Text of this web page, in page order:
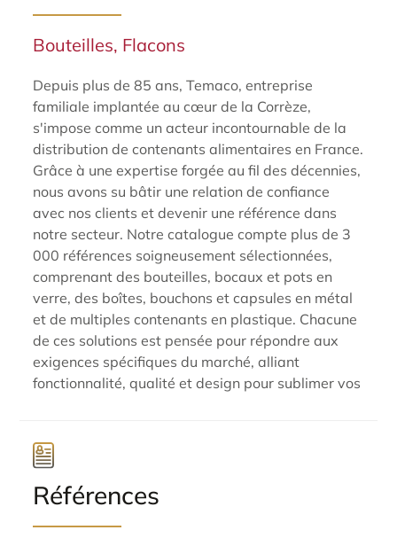
Bouteilles, Flacons
Depuis plus de 85 ans, Temaco, entreprise
familiale implantée au cœur de la Corrèze,
s'impose comme un acteur incontournable de la
distribution de contenants alimentaires en France.
Grâce à une expertise forgée au fil des décennies,
nous avons su bâtir une relation de confiance
avec nos clients et devenir une référence dans
notre secteur. Notre catalogue compte plus de 3
000 références soigneusement sélectionnées,
comprenant des bouteilles, bocaux et pots en
verre, des boîtes, bouchons et capsules en métal
et de multiples contenants en plastique. Chacune
de ces solutions est pensée pour répondre aux
exigences spécifiques du marché, alliant
fonctionnalité, qualité et design pour sublimer vos
Références